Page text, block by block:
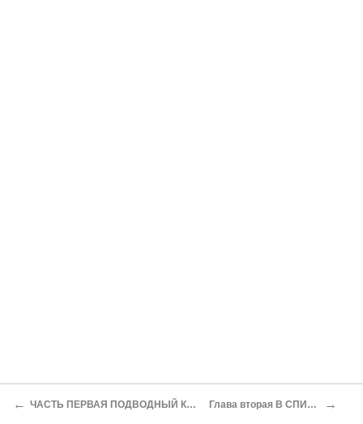
← ЧАСТЬ ПЕРВАЯ ПОДВОДНЫЙ КРЕЙСЕР ТЕРПИТ БЕДСТВИЕ Глава вторая В СПИСКАХ ЗНАЧИТСЯ… →